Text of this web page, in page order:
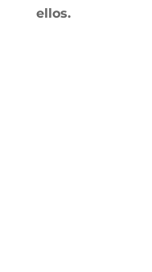
ellos.